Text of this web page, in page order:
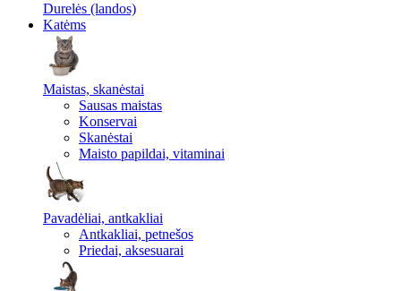
Durelės (landos)
Katėms
Maistas, skanėstai
Sausas maistas
Konservai
Skanėstai
Maisto papildai, vitaminai
Pavadėliai, antkakliai
Antkakliai, petnešos
Priedai, aksesuarai